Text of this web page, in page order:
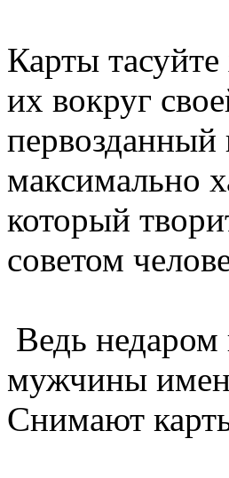
Карты
их вокруг
максимально
который
советом
Ведь
мужчины
Снимают